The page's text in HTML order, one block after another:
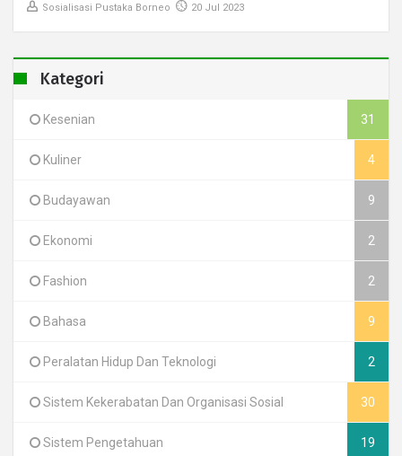
Sosialisasi Pustaka Borneo 20 Jul 2023
Kategori
Kesenian 31
Kuliner 4
Budayawan 9
Ekonomi 2
Fashion 2
Bahasa 9
Peralatan Hidup Dan Teknologi 2
Sistem Kekerabatan Dan Organisasi Sosial 30
Sistem Pengetahuan 19